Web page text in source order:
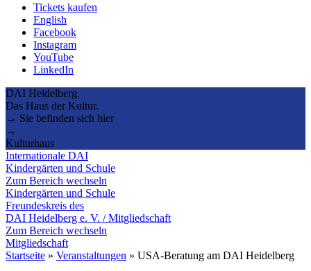
Tickets kaufen
English
Facebook
Instagram
YouTube
LinkedIn
DAI Heidelberg.
Das Haus der Kultur.
→ Sie befinden sich hier
→
Kulturhaus
Internationale DAI
Kindergärten und Schule
Zum Bereich wechseln
Kindergärten und Schule
Freundeskreis des
DAI Heidelberg e. V. / Mitgliedschaft
Zum Bereich wechseln
Mitgliedschaft
Startseite » Veranstaltungen » USA-Beratung am DAI Heidelberg